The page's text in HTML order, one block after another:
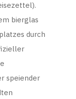
bierglas
durch
speiender